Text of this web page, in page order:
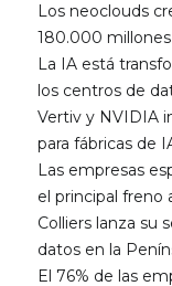
Los neoclouds
180.000
La IA está
los centros de
Vertiv y NVIDIA
para fábricas de
Las empresas
el principal freno
Colliers lanza su
datos en la
El 76% de las